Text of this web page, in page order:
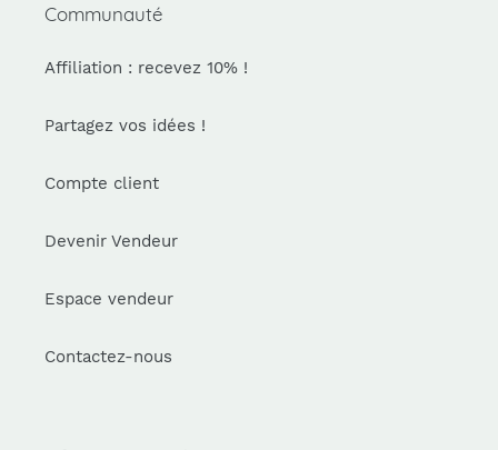
Communauté
Affiliation : recevez 10% !
Partagez vos idées !
Compte client
Devenir Vendeur
Espace vendeur
Contactez-nous